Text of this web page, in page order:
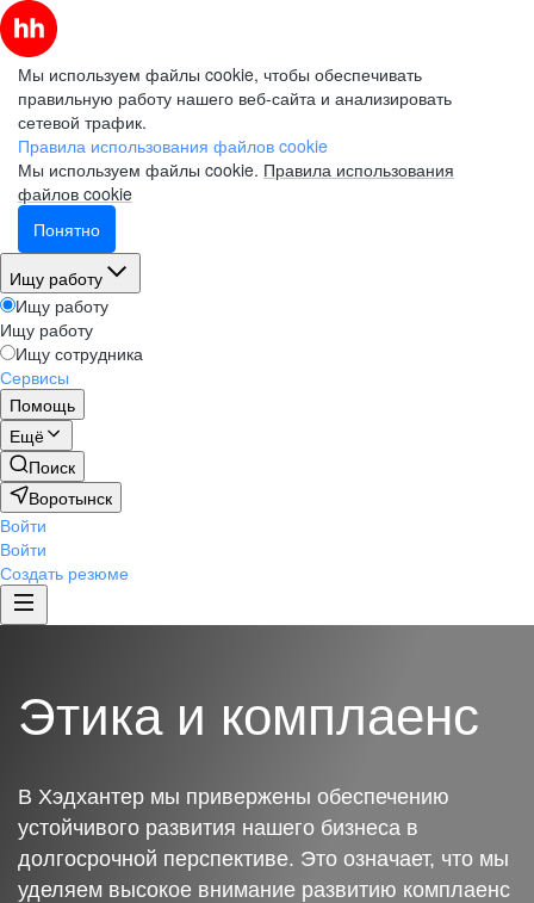
Мы используем файлы cookie, чтобы обеспечивать
правильную работу нашего веб-сайта и анализировать
сетевой трафик.
Правила использования файлов cookie
Мы используем файлы cookie. Правила использования
файлов cookie
Понятно
Ищу работу
Ищу работу
Ищу работу
Ищу сотрудника
Сервисы
Помощь
Ещё
Поиск
Воротынск
Войти
Войти
Создать резюме
Этика и комплаенс
В Хэдхантер мы привержены обеспечению
устойчивого развития нашего бизнеса в
долгосрочной перспективе. Это означает, что мы
уделяем высокое внимание развитию комплаенс